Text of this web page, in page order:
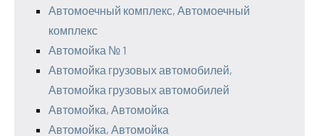
Автомоечный комплекс, Автомоечный
комплекс
Автомойка № 1
Автомойка грузовых автомобилей,
Автомойка грузовых автомобилей
Автомойка, Автомойка
Автомойка, Автомойка